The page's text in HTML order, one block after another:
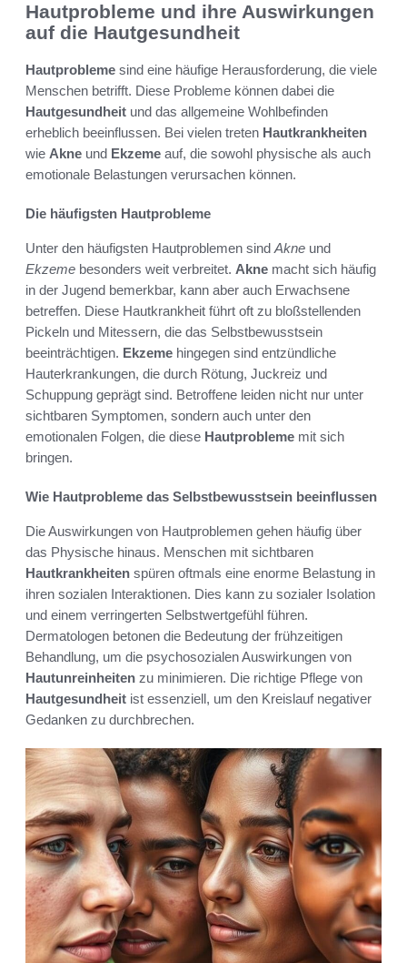
Hautprobleme und ihre Auswirkungen
auf die Hautgesundheit
Hautprobleme sind eine häufige Herausforderung, die viele
Menschen betrifft. Diese Probleme können dabei die
Hautgesundheit und das allgemeine Wohlbefinden
erheblich beeinflussen. Bei vielen treten Hautkrankheiten
wie Akne und Ekzeme auf, die sowohl physische als auch
emotionale Belastungen verursachen können.
Die häufigsten Hautprobleme
Unter den häufigsten Hautproblemen sind Akne und
Ekzeme besonders weit verbreitet. Akne macht sich häufig
in der Jugend bemerkbar, kann aber auch Erwachsene
betreffen. Diese Hautkrankheit führt oft zu bloßstellenden
Pickeln und Mitessern, die das Selbstbewusstsein
beeinträchtigen. Ekzeme hingegen sind entzündliche
Hauterkrankungen, die durch Rötung, Juckreiz und
Schuppung geprägt sind. Betroffene leiden nicht nur unter
sichtbaren Symptomen, sondern auch unter den
emotionalen Folgen, die diese Hautprobleme mit sich
bringen.
Wie Hautprobleme das Selbstbewusstsein beeinflussen
Die Auswirkungen von Hautproblemen gehen häufig über
das Physische hinaus. Menschen mit sichtbaren
Hautkrankheiten spüren oftmals eine enorme Belastung in
ihren sozialen Interaktionen. Dies kann zu sozialer Isolation
und einem verringerten Selbstwertgefühl führen.
Dermatologen betonen die Bedeutung der frühzeitigen
Behandlung, um die psychosozialen Auswirkungen von
Hautunreinheiten zu minimieren. Die richtige Pflege von
Hautgesundheit ist essenziell, um den Kreislauf negativer
Gedanken zu durchbrechen.